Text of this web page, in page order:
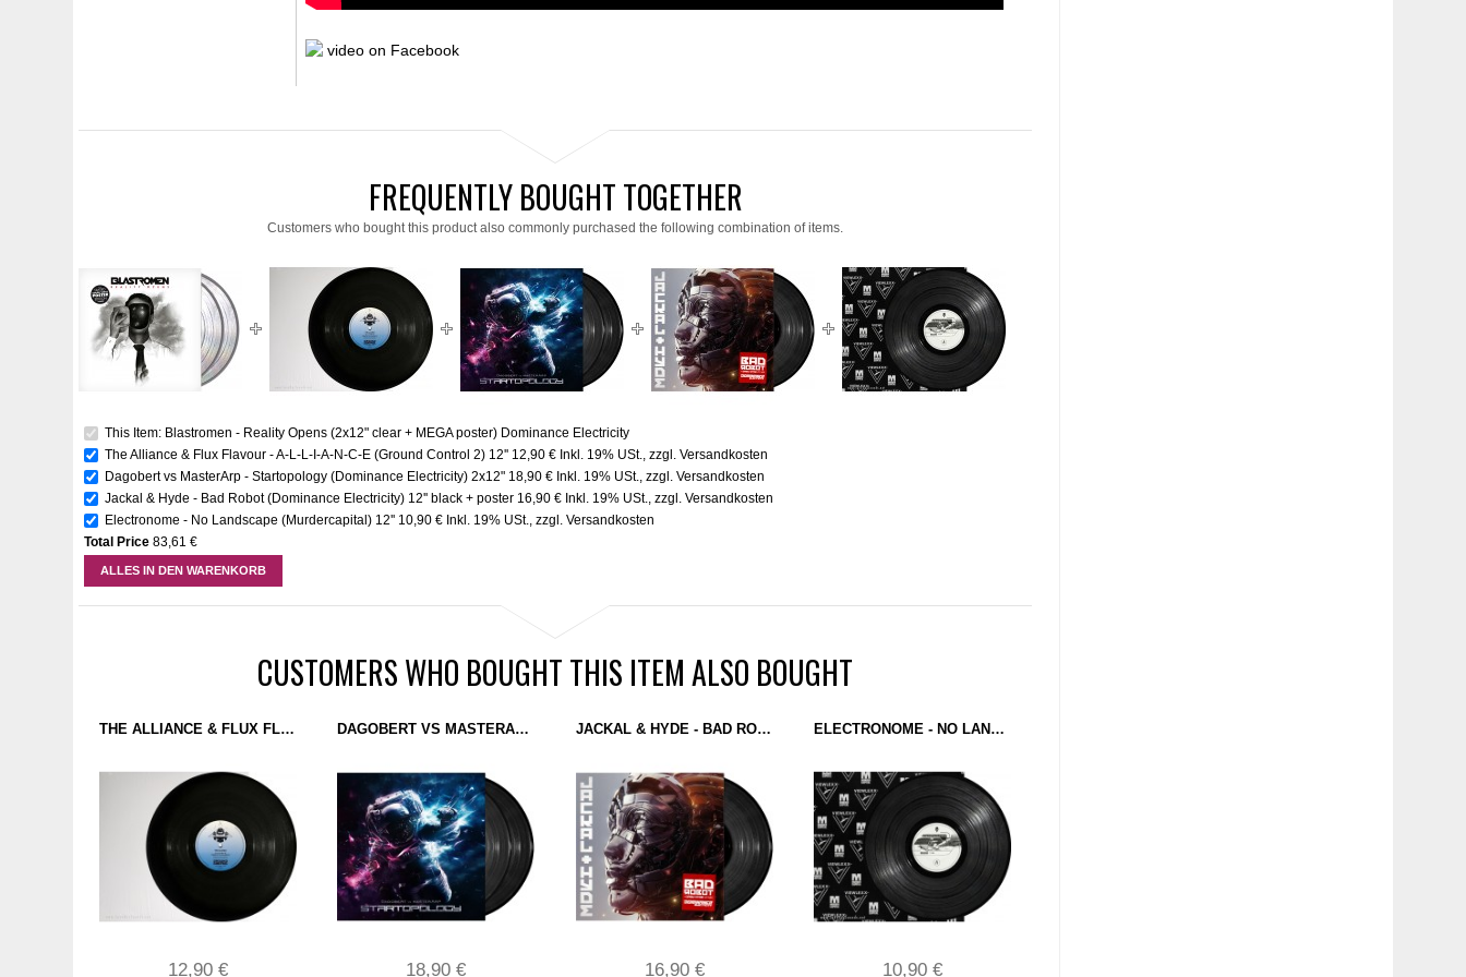
video on Facebook
FREQUENTLY BOUGHT TOGETHER
Customers who bought this product also commonly purchased the following combination of items.
This Item: Blastromen - Reality Opens (2x12" clear + MEGA poster) Dominance Electricity
The Alliance & Flux Flavour - A-L-L-I-A-N-C-E (Ground Control 2) 12'' 12,90 € Inkl. 19% USt. ,zzgl.Versandkosten
Dagobert vs MasterArp - Startopology (Dominance Electricity) 2x12" 18,90 € Inkl. 19% USt. ,zzgl.Versandkosten
Jackal & Hyde - Bad Robot (Dominance Electricity) 12'' black + poster 16,90 € Inkl. 19% USt. ,zzgl.Versandkosten
Electronome - No Landscape (Murdercapital) 12'' 10,90 € Inkl. 19% USt. ,zzgl.Versandkosten
Total Price 83,61 €
ALLES IN DEN WARENKORB
CUSTOMERS WHO BOUGHT THIS ITEM ALSO BOUGHT
THE ALLIANCE & FLUX FLAVOUR - A-L-L-I-A-N-C-E (GROUND CONTROL 2) 12''
12,90 €
DAGOBERT VS MASTERARP - STARTOPOLOGY (DOMINANCE ELECTRICITY) 2X12"
18,90 €
JACKAL & HYDE - BAD ROBOT (DOMINANCE ELECTRICITY) 12'' BLACK + POSTER
16,90 €
ELECTRONOME - NO LANDSCAPE (MURDERCAPITAL) 12''
10,90 €